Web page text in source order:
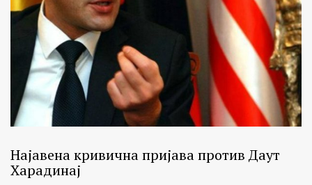
Најавена кривична пријава против Даут
Харадинај